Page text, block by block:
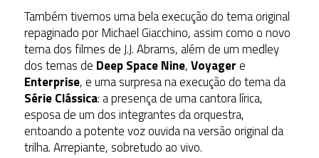
Também tivemos uma bela execução do tema original
repaginado por Michael Giacchino, assim como o novo
tema dos filmes de J.J. Abrams, além de um medley
dos temas de Deep Space Nine,Voyagere
Enterprise, e uma surpresa na execução do tema da
Série Clássica: a presença de uma cantora lírica,
esposa de um dos integrantes da orquestra,
entoando a potente voz ouvida na versão original da
trilha. Arrepiante, sobretudo ao vivo.